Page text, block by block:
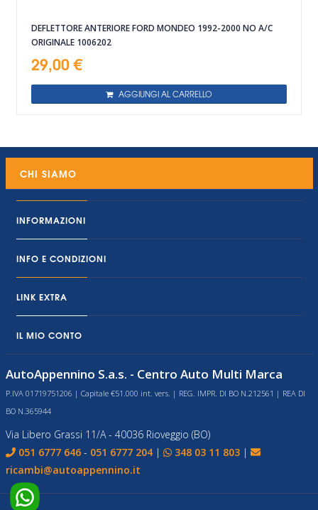
DEFLETTORE ANTERIORE FORD MONDEO 1992-2000 NO A/C
ORIGINALE 1006202
29,00 €
AGGIUNGI AL CARRELLO
CHI SIAMO
INFORMAZIONI
INFO E CONDIZIONI
LINK EXTRA
IL MIO CONTO
AutoAppennino S.a.s. - Centro Auto Multi Marca
P.IVA 01719751206 | Capitale €51.000 int. vers. | REG. IMPR. DI BO N.212561 | REA DI
BO N.365944
Via Libero Grassi 11/A - 40036 Rioveggio (BO)
051 6777 646 - 051 6777 204 | 348 03 11 803 |
ricambi@autoappennino.it